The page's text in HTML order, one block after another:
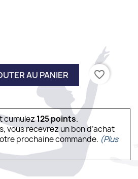
AU PANIER favorite_border
cumulez125points.
vous recevrez un bon d’achat
prochaine commande. (Plus